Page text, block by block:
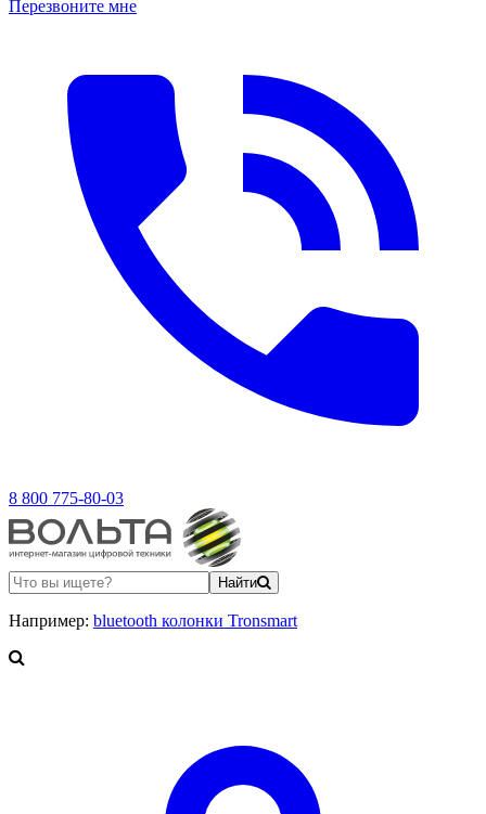
Перезвоните мне
8 800 775-80-03
Найти
Например: bluetooth колонки Tronsmart